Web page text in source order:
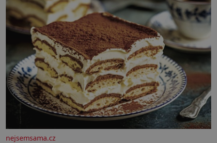
nejsemsama.cz